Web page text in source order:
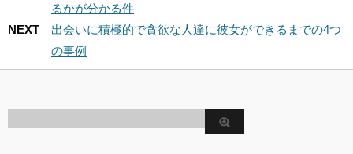
るかが分かる件
NEXT
出会いに積極的で貪欲な人達に彼女ができるまでの4つ
の事例